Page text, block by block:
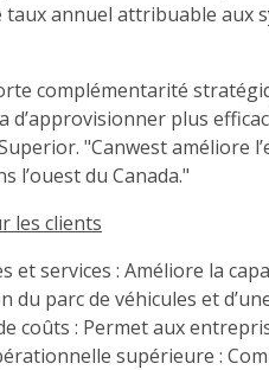
taux annuel attribuable aux
complémentarité
plus
"Canwest
l’ouest du Canada."
les clients
et services : Améliore la
du parc de véhicules et
coûts : Permet aux
supérieure :